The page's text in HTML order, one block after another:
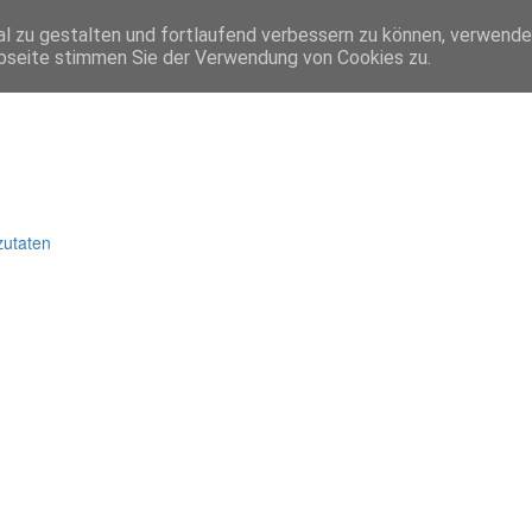
zu gestalten und fortlaufend verbessern zu können,
stimmen Sie der Verwendung von Cookies zu.